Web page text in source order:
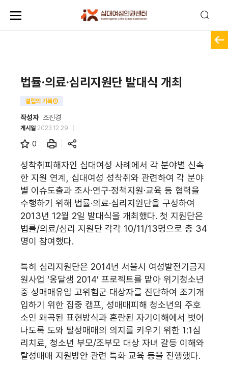
법률·의료·심리지원단 발대식 개최
설립의 기록⑦
작성자 조진경
게시일 2023.12.29
0
성착취피해자인 십대여성 사례에서 각 분야별 신속
한 지원 연계, 십대여성 성착취와 관련하여 각 분야
별 이슈도출과 조사·연구·정책지원·교육 등 협력을
수행하기 위해 법률·의료·심리지원단을 구성하여
2013년 12월 2일 발대식을 개최했다. 첫 지원단은
법률/의료/심리 지원단 각각 10/11/13명으로 총 34
명이 참여했다.
특히 심리지원단은 2014년 서울시 여성발전기금지
원사업 ‘옹달샘 2014’ 프로젝트를 맡아 위기청소년
중 성매매유입 고위험군 대상자를 진단하여 조기개
입하기 위한 집중 캠프, 성매매피해 청소년의 주호
소인 왜곡된 표현방식과 혼란된 자기이해에서 벗어
나도록 도와 탈성매매의 의지를 키우기 위한 1:1심
리치료, 청소년 부모/조부모 대상 자녀 갈등 이해와
탈성매매 지원방안 관련 특화 교육 등을 진행했다.